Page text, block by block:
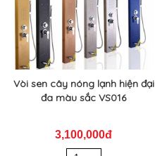
Vòi sen cây nóng lạnh hiện đại
đa màu sắc VS016
3,100,000đ